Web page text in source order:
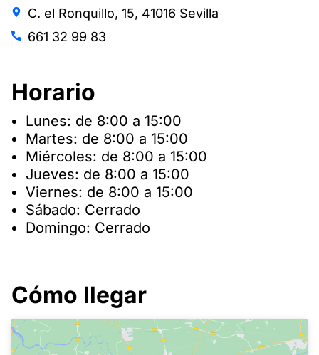
C. el Ronquillo, 15, 41016 Sevilla
661 32 99 83
Horario
Lunes: de 8:00 a 15:00
Martes: de 8:00 a 15:00
Miércoles: de 8:00 a 15:00
Jueves: de 8:00 a 15:00
Viernes: de 8:00 a 15:00
Sábado: Cerrado
Domingo: Cerrado
Cómo llegar